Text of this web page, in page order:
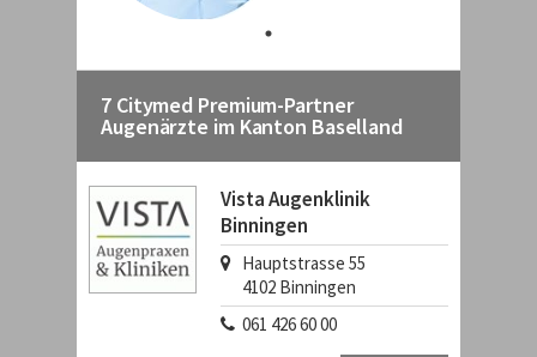
7 Citymed Premium-Partner
Augenärzte im Kanton Baselland
Vista Augenklinik
Binningen
Hauptstrasse 55
4102 Binningen
061 426 60 00